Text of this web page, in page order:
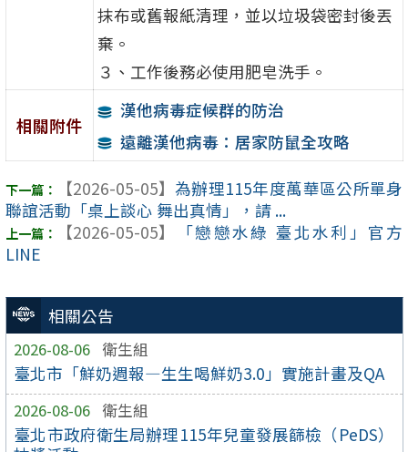
相關公告
2026-08-06 衛生組
臺北市「鮮奶週報—生生喝鮮奶3.0」實施計畫及QA
2026-08-06 衛生組
臺北市政府衛生局辦理115年兒童發展篩檢（PeDS）
抹布或舊報紙清理，並以垃圾袋密封後丟
棄。
３、工作後務必使用肥皂洗手。
相關附件
漢他病毒症候群的防治
遠離漢他病毒：居家防鼠全攻略
【2026-05-05】 為辦理115年度萬華區公所單身
聯誼活動「桌上談心 舞出真情」，請 ...
【2026-05-05】
「戀戀水綠 臺北水利」官方
LINE